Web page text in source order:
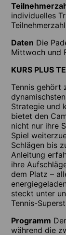
individuelles
Daten Die
Mittwoch und
KURS PLUS
Tennis gehört
Strategie und
bietet den
nicht nur ihre
Spiel
Schlägen bis
Anleitung
ihre
dem Platz –
steckt unter
Tennis-
Programm
während die